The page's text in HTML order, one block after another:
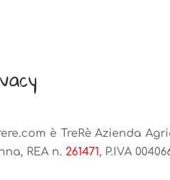
è TreRè Azienda
REA n. 261471, P.IVA